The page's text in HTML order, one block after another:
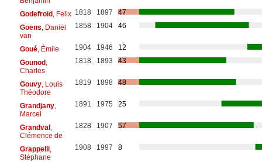
Godefroid, Felix 1818 1897
47
Goens , Daniël
van
1858 1904 46
Goué, Émile 1904 1946
12
Gounod,
Charles
1818 1893 43
Gouvy, Louis
Théodore
1819 1898 48
Grandjany,
Marcel
1891 1975 25
Grandval,
Clémence de
1828 1907 57
Grappelli,
Stéphane
1908 1997 8